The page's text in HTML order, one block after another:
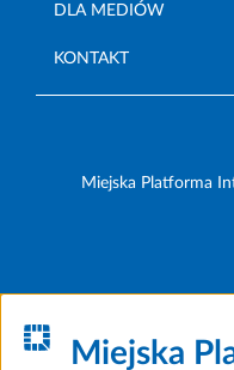
DLA MEDIÓW
KONTAKT
Miejska Platforma
Miejska